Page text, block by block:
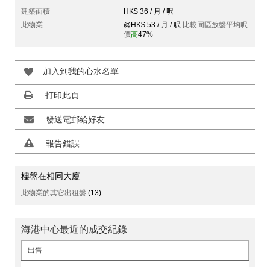
建築面積
HK$ 36 / 月 / 呎
此物業
@HK$ 53 / 月 / 呎 比較同區放盤平均呎
價高47%
加入到我的心水名單
打印此頁
發送電郵給好友
報告錯誤
樓盤在相同大廈
此物業的其它出租盤 (13)
海港中心最近的成交紀錄
出售